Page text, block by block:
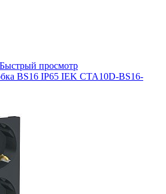
Быстрый просмотр
BS16 IP65 IEK CTA10D-BS16-